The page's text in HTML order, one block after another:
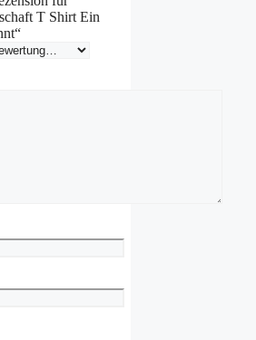
T Shirt Ein